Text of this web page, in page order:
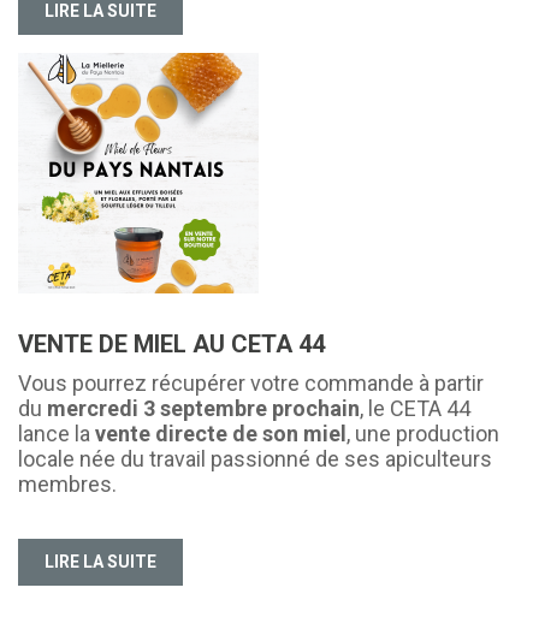
LIRE LA SUITE
VENTE DE MIEL AU CETA 44
Vous pourrez récupérer votre commande à partir
du mercredi 3 septembre prochain, le CETA 44
lance la vente directe de son miel , une production
locale née du travail passionné de ses apiculteurs
membres.
LIRE LA SUITE